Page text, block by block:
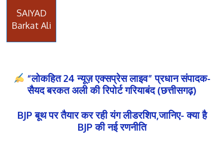
SAIYAD
Barkat Ali
“लोकहित 24 न्यूज़ एक्सप्रेस लाइव” प्रधान संपादक-
सैयद बरकत अली की रिपोर्ट गरियाबंद (छत्तीसगढ़)
BJP बूथ पर तैयार कर रही यंग लीडरशिप,जानिए- क्या है
BJP की नई रणनीति